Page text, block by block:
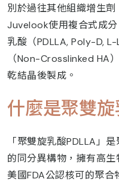
別於過往其他組織增生
Juvelook使用複合式成
乳酸（PDLLA, Poly-D,
（Non-Crosslinked HA
乾結晶後製成。
什麼是聚雙旋
「聚雙旋乳酸PDLLA」
的同分異構物，擁有高
美國FDA公認核可的聚